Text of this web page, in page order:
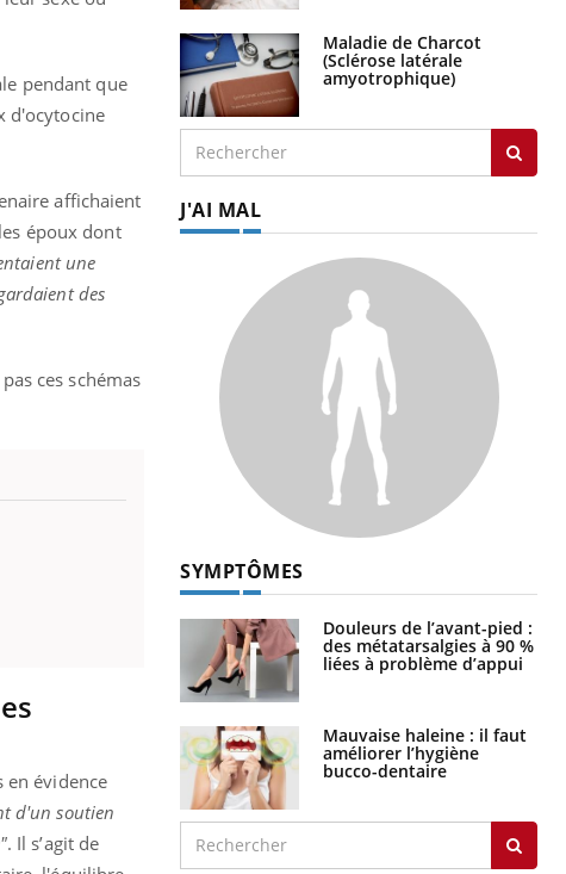
pendant que
d'ocytocine
affichaient
époux dont
une
des
ces schémas
en évidence
d'un soutien
. Il s’agit de
Maladie de Charcot
(Sclérose latérale
amyotrophique)
J'AI MAL
SYMPTÔMES
Douleurs de l’avant-pied :
des métatarsalgies à 90 %
liées à problème d’appui
Mauvaise haleine : il faut
améliorer l’hygiène
bucco-dentaire